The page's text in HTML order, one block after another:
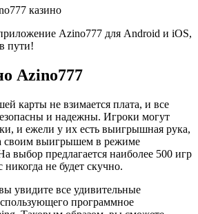
казино
Azino777 для Android и iOS,
пути!
Azino777
карты не взимается плата, и все
и надежны. Игроки могут
и ежели у их есть выигрышная рука,
своим выигрышем в режиме
выбор предлагается наиболее 500 игр
никогда не будет скучно.
увидите все удивительные
программное